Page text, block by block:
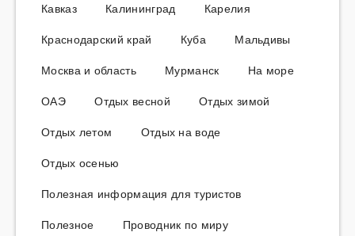
Кавказ
Калининград
Карелия
Краснодарский край
Куба
Мальдивы
Москва и область
Мурманск
На море
ОАЭ
Отдых весной
Отдых зимой
Отдых летом
Отдых на воде
Отдых осенью
Полезная информация для туристов
Полезное
Проводник по миру